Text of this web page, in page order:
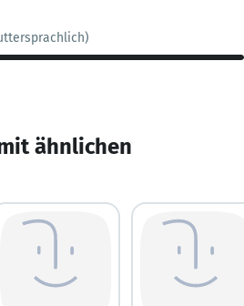
ähnlichen